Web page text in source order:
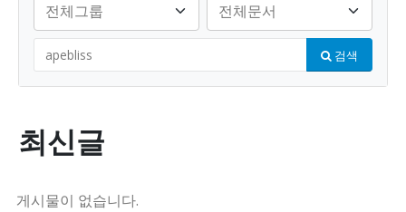
반복 업무를 줄여주는 자동화·매크로 프로그램을 개발해드립
반복 업무를 줄여주는 자동화·매크로 프로그램을 개발해드립
반복 업무를 줄여주는 자동화·매크로 프로그램을 개발해드립
검색
최신글
게시물이 없습니다.